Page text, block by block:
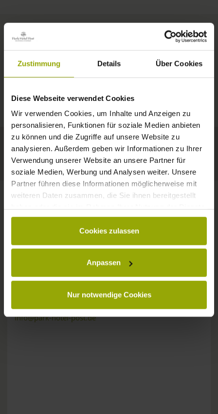
Zustimmung Details Über Cookies
Diese Webseite verwendet Cookies
Wir verwenden Cookies, um Inhalte und Anzeigen zu
personalisieren, Funktionen für soziale Medien anbieten
zu können und die Zugriffe auf unsere Website zu
analysieren. Außerdem geben wir Informationen zu Ihrer
Verwendung unserer Website an unsere Partner für
soziale Medien, Werbung und Analysen weiter. Unsere
Partner führen diese Informationen möglicherweise mit
weiteren Daten zusammen, die Sie ihnen bereitgestellt
gesammelt haben.
Cookies zulassen
Anpassen
Nur notwendige Cookies
ZIMMER & PREISE
EIN GUTES BUCH,
EIN BEQUEMES BETT,
RAUM ZUM TRÄUMEN
IMPRESSIONEN
FREIBURG
SCHWARZWALD
MARGRÄFLERLAND
KAISERSTUHL
© Deutscher Wetterdienst
32°C 34°C 34°C
Ein Hotel, das gefällt!
Wünsche, Fragen, Anregungen?
Wir sind gerne für Sie da:
Tel: +49 (0)761 - 385 480
info@park-hotel-post.de